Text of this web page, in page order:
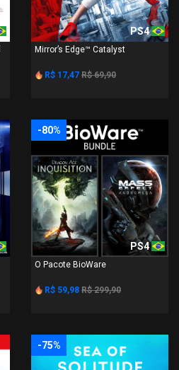
PS4
Mirror’s Edge™ Catalyst
R$ 17,47 R$ 69,90
-80%
PS4
O Pacote BioWare
R$ 59,98 R$ 299,90
-75%